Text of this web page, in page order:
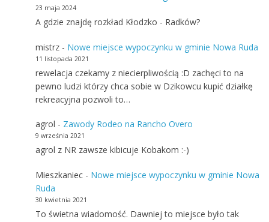
11 listopada 2021
rewelacja czekamy z niecierpliwością :D zachęci to na
rekreacyjna pozwoli to…
agrol-Zawody Rodeo na Rancho Overo
9 września 2021
agrol z NR zawsze kibicuje Kobakom :-)
Mieszkaniec-Nowe miejsce wypoczynku w gminie Nowa
Ruda
30 kwietnia 2021
popularne, że w sezonie nie było gdzie ręcznika rozłożyć.
Dzisiaj świeci pustkami.…